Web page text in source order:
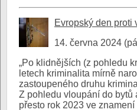
Evropský den proti
14. června 2024
„Po klidnějších (z pohledu
letech kriminalita mírně
zastoupeného druhu
Z pohledu vloupání do bytů
přesto rok 2023 ve